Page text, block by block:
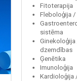
Fitoterapija
Fleboloģija /
sistēma
dzemdības
Ģenētika
Imunoloģija
Kardioloģija